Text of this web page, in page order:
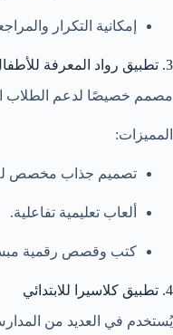
إمكانية التكرار
3. تطبيق رواد المعرفة للأطفال
مصمم خصيصًا لدعم الطلاب
المميزات:
تصميم جذاب مخصص
ألعاب تعليمية تفاعلية.
كتب وقصص رقمية
4. تطبيق كلاسيرا للابتدائي
يُستخدم في العديد من